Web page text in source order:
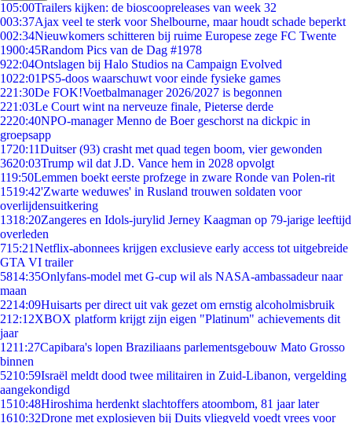
105:00Trailers kijken: de bioscoopreleases van week 32
003:37Ajax veel te sterk voor Shelbourne, maar houdt schade beperkt
002:34Nieuwkomers schitteren bij ruime Europese zege FC Twente
1900:45Random Pics van de Dag #1978
922:04Ontslagen bij Halo Studios na Campaign Evolved
1022:01PS5-doos waarschuwt voor einde fysieke games
221:30De FOK!Voetbalmanager 2026/2027 is begonnen
221:03Le Court wint na nerveuze finale, Pieterse derde
2220:40NPO-manager Menno de Boer geschorst na dickpic in
groepsapp
1720:11Duitser (93) crasht met quad tegen boom, vier gewonden
3620:03Trump wil dat J.D. Vance hem in 2028 opvolgt
119:50Lemmen boekt eerste profzege in zware Ronde van Polen-rit
1519:42'Zwarte weduwes' in Rusland trouwen soldaten voor
overlijdensuitkering
1318:20Zangeres en Idols-jurylid Jerney Kaagman op 79-jarige leeftijd
overleden
715:21Netflix-abonnees krijgen exclusieve early access tot uitgebreide
GTA VI trailer
5814:35Onlyfans-model met G-cup wil als NASA-ambassadeur naar
maan
2214:09Huisarts per direct uit vak gezet om ernstig alcoholmisbruik
212:12XBOX platform krijgt zijn eigen "Platinum" achievements dit
jaar
1211:27Capibara's lopen Braziliaans parlementsgebouw Mato Grosso
binnen
5210:59Israël meldt dood twee militairen in Zuid-Libanon, vergelding
aangekondigd
1510:48Hiroshima herdenkt slachtoffers atoombom, 81 jaar later
1610:32Drone met explosieven bij Duits vliegveld voedt vrees voor